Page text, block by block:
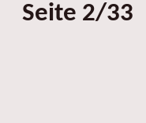
Seite 2/33